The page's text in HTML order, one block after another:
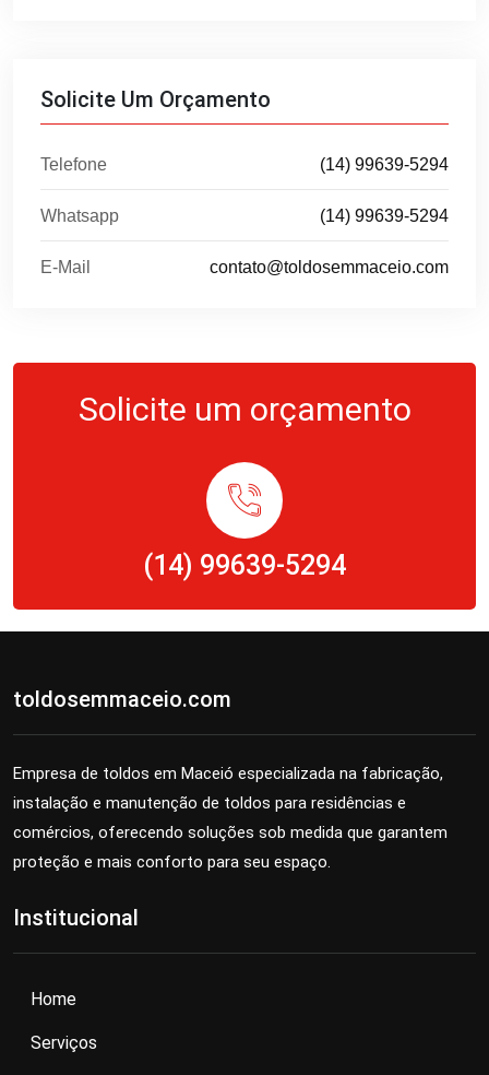
Solicite Um Orçamento
Telefone (14) 99639-5294
Whatsapp (14) 99639-5294
E-Mail contato@toldosemmaceio.com
Solicite um orçamento
(14) 99639-5294
toldosemmaceio.com
Empresa de toldos em Maceió especializada na fabricação,
instalação e manutenção de toldos para residências e
comércios, oferecendo soluções sob medida que garantem
proteção e mais conforto para seu espaço.
Institucional
Home
Serviços